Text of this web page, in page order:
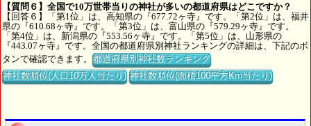
【質問６】全国で10万世帯当りの神社が多いの都道府県はどこですか？
【回答６】「第1位」は、高知県の『677.72ヶ寺』です。「第2位」は、福井
県の『610.68ヶ寺』です。「第3位」は、富山県の『579.29ヶ寺』です。
「第4位」は、新潟県の『553.56ヶ寺』です。「第5位」は、山形県の
『443.07ヶ寺』です。全国の都道府県別神社ランキングの詳細は、下記のボ
タンで確認できます。都道府県別神社数ランキング
神社数順位(人口10万人当たり) 神社数順位(面積100平方Km当たり)